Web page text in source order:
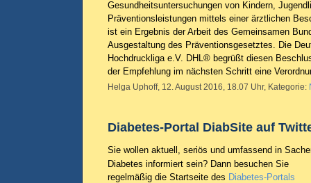
Gesundheitsuntersuchungen von Kindern,
Präventionsleistungen mittels einer ärztlichen
ist ein Ergebnis der Arbeit des Gemeinsamen
Ausgestaltung des Präventionsgesetztes. Die
Hochdruckliga e.V. DHL® begrüßt diesen
der Empfehlung im nächsten Schritt eine
Helga Uphoff, 12. August 2016, 18.07 Uhr, Kategorie:
Diabetes-Portal DiabSite auf
Sie wollen aktuell, seriös und umfassend in
Diabetes informiert sein? Dann besuchen Sie
regelmäßig die Startseite des Diabetes-Portals